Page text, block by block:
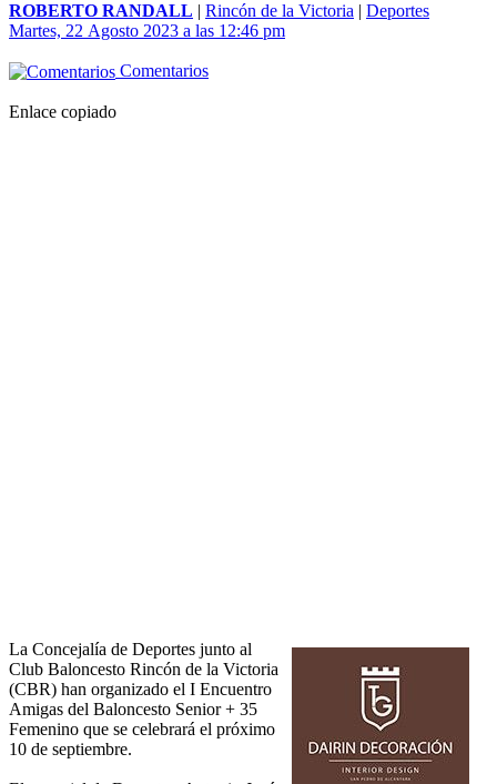
ROBERTO RANDALL | Rincón de la Victoria | Deportes
Martes, 22 Agosto 2023 a las 12:46 pm
Comentarios
Enlace copiado
La Concejalía de Deportes junto al
Club Baloncesto Rincón de la Victoria
(CBR) han organizado el I Encuentro
Amigas del Baloncesto Senior + 35
Femenino que se celebrará el próximo
10 de septiembre.